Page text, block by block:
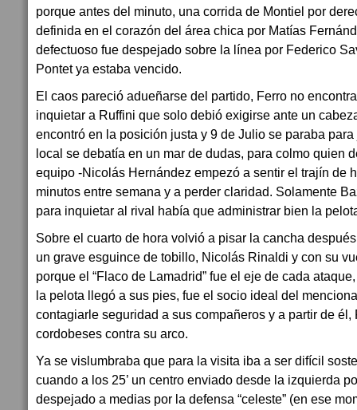
porque antes del minuto, una corrida de Montiel por
definida en el corazón del área chica por Matías
defectuoso fue despejado sobre la línea por Federico
Pontet ya estaba vencido.
El caos pareció adueñarse del partido, Ferro no
inquietar a Ruffini que solo debió exigirse ante un
encontró en la posición justa y 9 de Julio se paraba
local se debatía en un mar de dudas, para colmo quien
equipo -Nicolás Hernández empezó a sentir el trajín de
minutos entre semana y a perder claridad. Solamente
para inquietar al rival había que administrar bien la
Sobre el cuarto de hora volvió a pisar la cancha
un grave esguince de tobillo, Nicolás Rinaldi y con su
porque el “Flaco de Lamadrid” fue el eje de cada
la pelota llegó a sus pies, fue el socio ideal del
contagiarle seguridad a sus compañeros y a partir de él,
cordobeses contra su arco.
Ya se vislumbraba que para la visita iba a ser difícil
cuando a los 25’ un centro enviado desde la izquierda
despejado a medias por la defensa “celeste” (en ese